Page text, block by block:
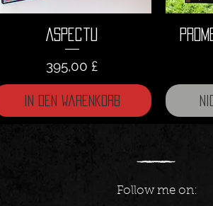
Aspectu
Preis
395,00 £
In den Warenkorb
Follow me on: